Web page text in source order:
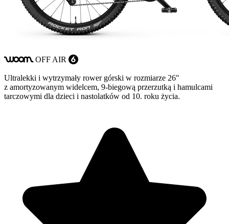
woom OFFAIR 6
Ultralekki i wytrzymały rower górski w rozmiarze 26"
z amortyzowanym widelcem, 9-biegową przerzutką i hamulcami
tarczowymi dla dzieci i nastolatków od 10. roku życia.